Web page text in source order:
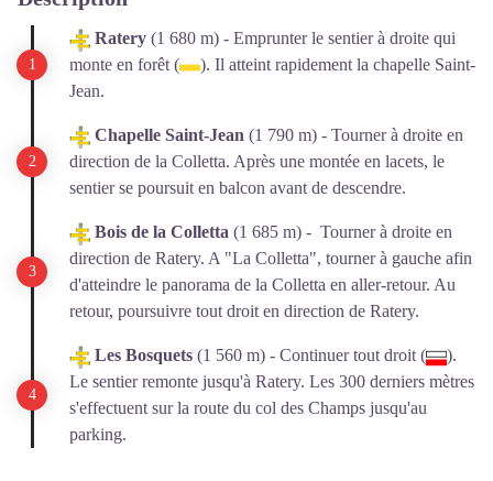
Ratery (1 680 m) - Emprunter le sentier à droite qui
monte en forêt (
). Il atteint rapidement la chapelle Saint-
Jean.
Chapelle Saint-Jean (1 790 m) - Tourner à droite en
direction de la Colletta. Après une montée en lacets, le
sentier se poursuit en balcon avant de descendre.
Bois de la Colletta (1 685 m) - Tourner à droite en
direction de Ratery. A "La Colletta", tourner à gauche afin
d'atteindre le panorama de la Colletta en aller-retour. Au
retour, poursuivre tout droit en direction de Ratery.
Les Bosquets (1 560 m) - Continuer tout droit (
).
Le sentier remonte jusqu'à Ratery. Les 300 derniers mètres
s'effectuent sur la route du col des Champs jusqu'au
parking.